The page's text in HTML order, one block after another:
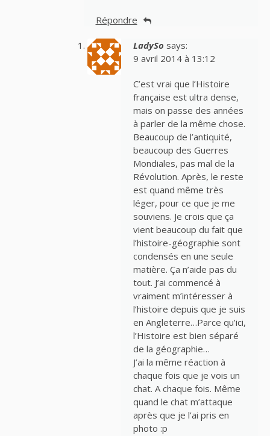
Répondre
LadySo says:
9 avril 2014 à 13:12
C’est vrai que l’Histoire
française est ultra dense,
mais on passe des années
à parler de la même chose.
Beaucoup de l’antiquité,
beaucoup des Guerres
Mondiales, pas mal de la
Révolution. Après, le reste
est quand même très
léger, pour ce que je me
souviens. Je crois que ça
vient beaucoup du fait que
l’histoire-géographie sont
condensés en une seule
matière. Ça n’aide pas du
tout. J’ai commencé à
vraiment m’intéresser à
l’histoire depuis que je suis
en Angleterre…Parce qu’ici,
l’Histoire est bien séparé
de la géographie…
J’ai la même réaction à
chaque fois que je vois un
chat. A chaque fois. Même
quand le chat m’attaque
après que je l’ai pris en
photo :p